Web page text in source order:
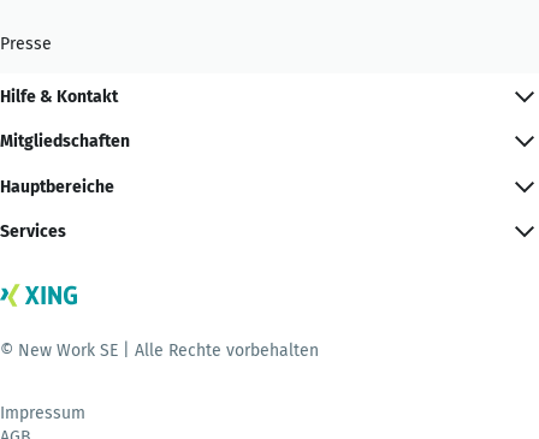
Presse
Hilfe & Kontakt
Mitgliedschaften
Hauptbereiche
Services
© New Work SE | Alle Rechte vorbehalten
Impressum